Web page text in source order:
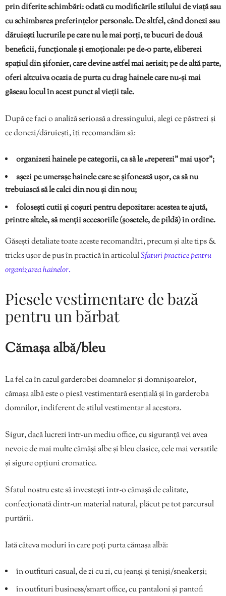
prin diferite schimbări: odată cu modificările stilului de viață sau
cu schimbarea preferințelor personale. De altfel, când donezi sau
dăruiești lucrurile pe care nu le mai porți, te bucuri de două
beneficii, funcționale și emoționale: pe de-o parte, eliberezi
spațiul din șifonier, care devine astfel mai aerisit; pe de altă parte,
oferi altcuiva ocazia de purta cu drag hainele care nu-și mai
găseau locul în acest punct al vieții tale.
După ce faci o analiză serioasă a dressingului, alegi ce păstrezi și
ce donezi/dăruiești, îți recomandăm să:
organizezi hainele pe categorii, ca să le „reperezi” mai ușor”;
așezi pe umerașe hainele care se șifonează ușor, ca să nu
trebuiască să le calci din nou și din nou;
folosești cutii și coșuri pentru depozitare: acestea te ajută,
printre altele, să menții accesoriile (șosetele, de pildă) în ordine.
Găsești detaliate toate aceste recomandări, precum și alte tips &
tricks ușor de pus în practică în articolulSfaturi practice pentru
organizarea hainelor.
Piesele vestimentare de bază
pentru un bărbat
Cămașa albă/bleu
La fel ca în cazul garderobei doamnelor și domnișoarelor,
cămașa albă este o piesă vestimentară esențială și în garderoba
domnilor, indiferent de stilul vestimentar al acestora.
Sigur, dacă lucrezi într-un mediu office, cu siguranță vei avea
nevoie de mai multe cămăși albe și bleu clasice, cele mai versatile
și sigure opțiuni cromatice.
Sfatul nostru este să investești într-o cămașă de calitate,
confecționată dintr-un material natural, plăcut pe tot parcursul
purtării.
Iată câteva moduri în care poți purta cămașa albă:
în outfituri casual, de zi cu zi, cu jeanși și teniși/sneakerși;
în outfituri business/smart office, cu pantaloni și pantofi